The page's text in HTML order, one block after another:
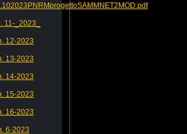
11-_2023_
12-2023
13-2023
14-2023
15-2023
16-2023
6-2023